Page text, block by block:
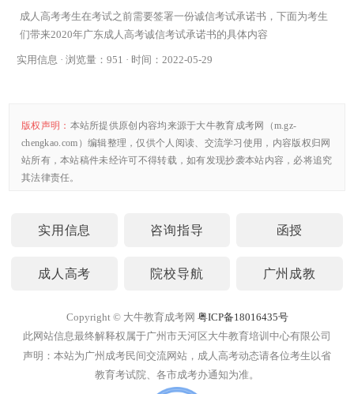
成人高考考生在考试之前需要签署一份诚信考试承诺书，下面为考生
们带来2020年广东成人高考诚信考试承诺书的具体内容
实用信息 · 浏览量：951 · 时间：2022-05-29
版权声明： 本站所提供原创内容均来源于大牛教育成考网（m.gz-
chengkao.com）编辑整理，仅供个人阅读、交流学习使用，内容版权归网
站所有，本站稿件未经许可不得转载，如有发现抄袭本站内容，必将追究
其法律责任。
实用信息 咨询指导 函授
成人高考 院校导航 广州成教
Copyright © 大牛教育成考网 粤ICP备18016435号
此网站信息最终解释权属于广州市天河区大牛教育培训中心有限公司
声明：本站为广州成考民间交流网站，成人高考动态请各位考生以省
教育考试院、各市成考办通知为准。